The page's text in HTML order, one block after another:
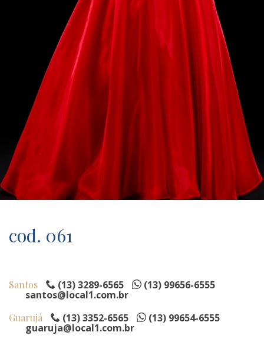
cod. 061
Santos (13) 3289-6565 (13) 99656-6555
santos@local1.com.br
Guarujá (13) 3352-6565 (13) 99654-6555
guaruja@local1.com.br